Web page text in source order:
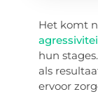
Het komt
hun
als
ervoor